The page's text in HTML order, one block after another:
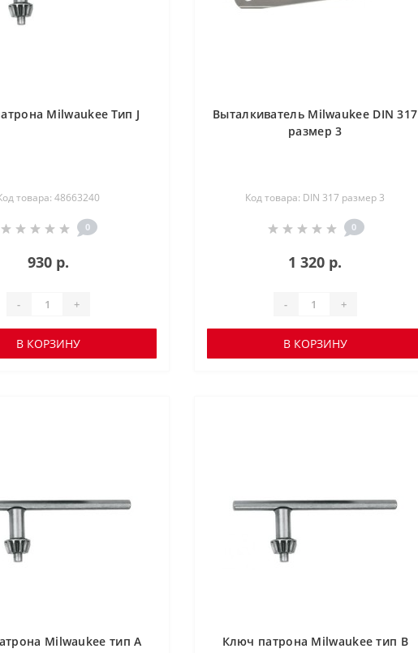
Milwaukee Тип J
товара: 48663240
0
930 р.
- +
В КОРЗИНУ
Выталкиватель Milwaukee DIN 317
размер 3
Код товара: DIN 317 размер 3
0
1 320 р.
- +
В КОРЗИНУ
Milwaukee тип A
Ключ патрона Milwaukee тип B